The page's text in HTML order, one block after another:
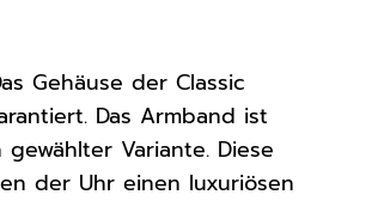
Gehäuse der Classic
Das Armband ist
Variante. Diese
der Uhr einen luxuriösen